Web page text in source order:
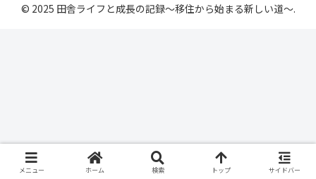
© 2025 田舎ライフと成長の記録〜移住から始まる新しい道〜.
メニュー ホーム 検索 トップ サイドバー